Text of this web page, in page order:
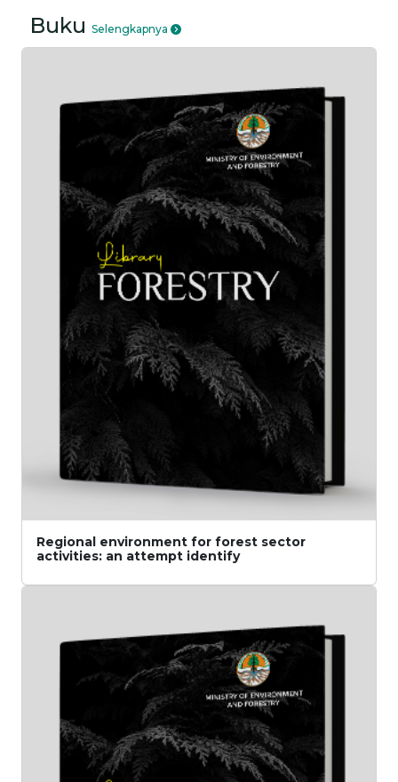
Buku Selengkapnya
Regional environment for forest sector
activities: an attempt identify